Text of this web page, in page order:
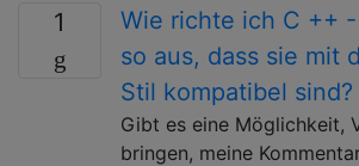
1
Wie richte ich C ++
so aus, dass sie mit
Stil kompatibel sind?
Gibt es eine Möglichkeit,
bringen, meine